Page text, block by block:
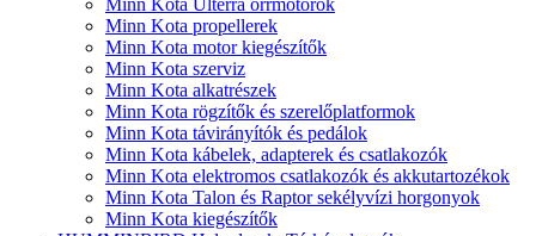
Minn Kota Ulterra orrmotorok
Minn Kota propellerek
Minn Kota motor kiegészítők
Minn Kota szerviz
Minn Kota alkatrészek
Minn Kota rögzítők és szerelőplatformok
Minn Kota távirányítók és pedálok
Minn Kota kábelek, adapterek és csatlakozók
Minn Kota elektromos csatlakozók és akkutartozékok
Minn Kota Talon és Raptor sekélyvízi horgonyok
Minn Kota kiegészítők